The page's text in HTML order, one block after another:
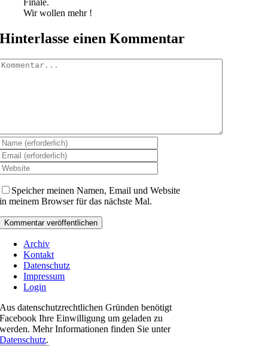
Finale.
Wir wollen mehr !
Hinterlasse einen Kommentar
Speicher meinen Namen, Email und Website
in meinem Browser für das nächste Mal.
Archiv
Kontakt
Datenschutz
Impressum
Login
Aus datenschutzrechtlichen Gründen benötigt
Facebook Ihre Einwilligung um geladen zu
werden. Mehr Informationen finden Sie unter
Datenschutz.